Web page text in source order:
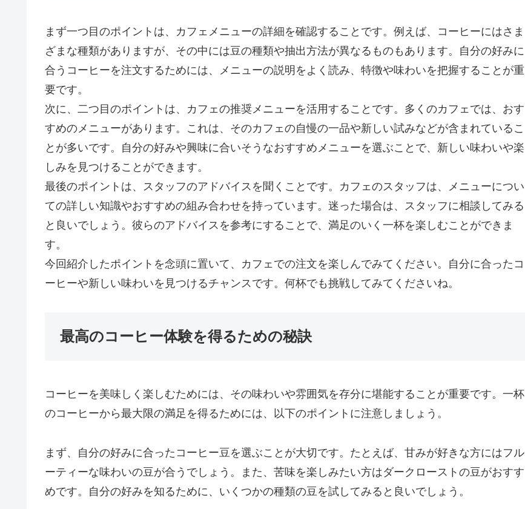
まず一つ目のポイントは、カフェメニューの詳細を確認することです。例えば、コーヒーにはさま
ざまな種類がありますが、その中には豆の種類や抽出方法が異なるものもあります。自分の好みに
合うコーヒーを注文するためには、メニューの説明をよく読み、特徴や味わいを把握することが重
要です。
次に、二つ目のポイントは、カフェの推奨メニューを活用することです。多くのカフェでは、おす
すめのメニューがあります。これは、そのカフェの自慢の一品や新しい試みなどが含まれているこ
とが多いです。自分の好みや興味に合いそうなおすすめメニューを選ぶことで、新しい味わいや楽
しみを見つけることができます。
最後のポイントは、スタッフのアドバイスを聞くことです。カフェのスタッフは、メニューについ
ての詳しい知識やおすすめの組み合わせを持っています。迷った場合は、スタッフに相談してみる
と良いでしょう。彼らのアドバイスを参考にすることで、満足のいく一杯を楽しむことができま
す。
今回紹介したポイントを念頭に置いて、カフェでの注文を楽しんでみてください。自分に合ったコ
ーヒーや新しい味わいを見つけるチャンスです。何杯でも挑戦してみてくださいね。
最高のコーヒー体験を得るための秘訣
コーヒーを美味しく楽しむためには、その味わいや雰囲気を存分に堪能することが重要です。一杯
のコーヒーから最大限の満足を得るためには、以下のポイントに注意しましょう。
まず、自分の好みに合ったコーヒー豆を選ぶことが大切です。たとえば、甘みが好きな方にはフル
ーティーな味わいの豆が合うでしょう。また、苦味を楽しみたい方はダークローストの豆がおすす
めです。自分の好みを知るために、いくつかの種類の豆を試してみると良いでしょう。